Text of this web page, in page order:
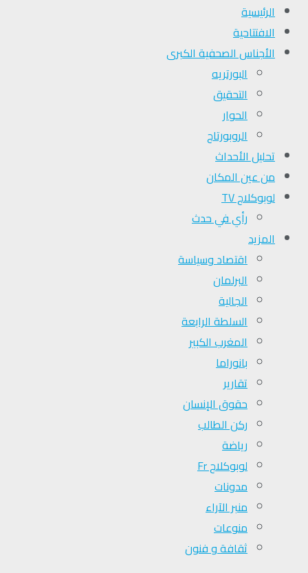
الرئيسية
الافتتاحية
الأجناس الصحفية الكبرى
البورتريه
التحقیق
الحوار
الروبورتاج
تحلیل الأحداث
من عين المكان
لوبوكلاج TV
رأي في حدث
المزيد
اقتصاد وسياسة
البرلمان
الجالية
السلطة الرابعة
المغرب الكبير
بانوراما
تقارير
حقوق الإنسان
ركن الطالب
رياضة
لوبوكلاج Fr
مدونات
منبر الآراء
منوعات
ثقافة و فنون